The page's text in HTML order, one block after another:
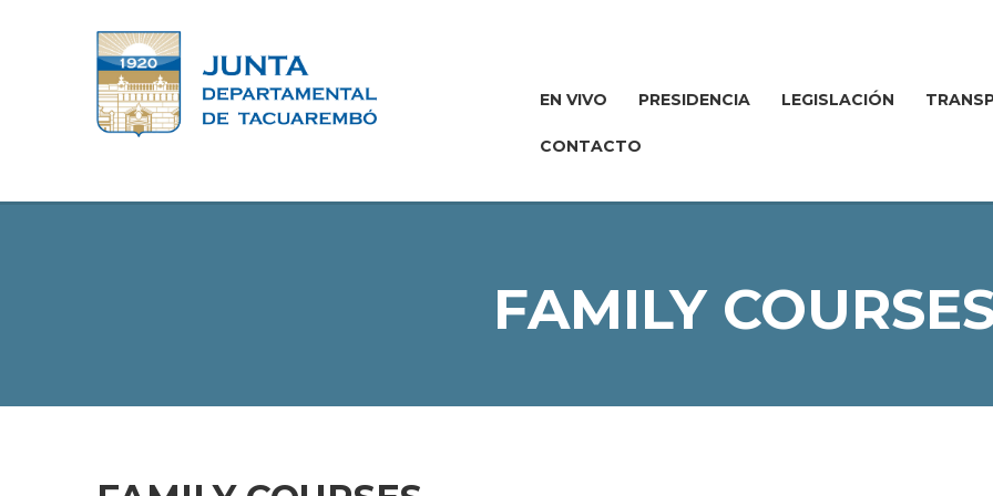
EN VIVO PRESIDENCIA LEGISLACIÓN
CONTACTO
FAMILY